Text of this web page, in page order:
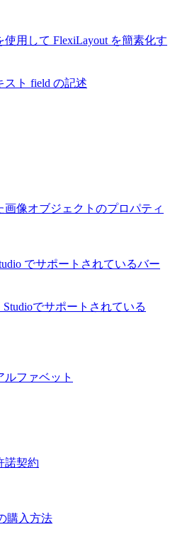
用して FlexiLayout を簡素化す
ト field の記述
像オブジェクトのプロパティ
でサポートされているバー
でサポートされている
ルファベット
諾契約
購入方法